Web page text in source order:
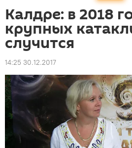
Калдре: в 2018
крупных
случится
14:25 30.12.2017